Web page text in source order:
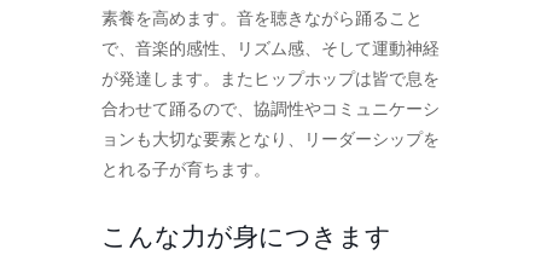
素養を高めます。音を聴きながら踊ること
で、音楽的感性、リズム感、そして運動神経
が発達します。またヒップホップは皆で息を
合わせて踊るので、協調性やコミュニケーシ
ョンも大切な要素となり、リーダーシップを
とれる子が育ちます。
こんな力が身につきます